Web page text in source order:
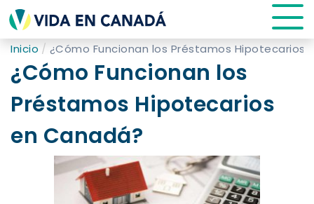
Inicio ¿Cómo Funcionan los Préstamos Hipotecarios
¿Cómo Funcionan los
Préstamos Hipotecarios
en Canadá?